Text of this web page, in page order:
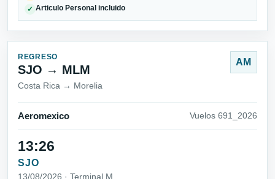
✓ Articulo Personal incluido
REGRESO
SJO → MLM
Costa Rica → Morelia
AM
Aeromexico Vuelos 691_2026
13:26
SJO
13/08/2026 · Terminal M